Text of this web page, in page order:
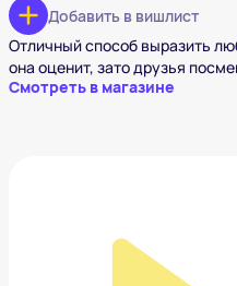
Добавить в вишлист
Отличный способ выразить
она оценит, зато друзья
Смотреть в магазине